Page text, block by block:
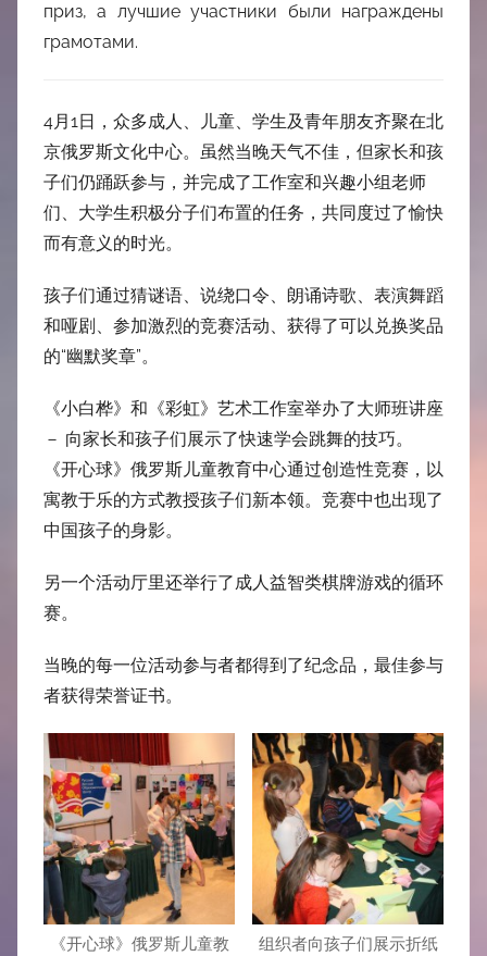
приз, а лучшие участники были награждены
грамотами.
4月1日，众多成人、儿童、学生及青年朋友齐聚在北
京俄罗斯文化中心。虽然当晚天气不佳，但家长和孩
子们仍踊跃参与，并完成了工作室和兴趣小组老师
们、大学生积极分子们布置的任务，共同度过了愉快
而有意义的时光。
孩子们通过猜谜语、说绕口令、朗诵诗歌、表演舞蹈
和哑剧、参加激烈的竞赛活动、获得了可以兑换奖品
的“幽默奖章”。
《小白桦》和《彩虹》艺术工作室举办了大师班讲座
－ 向家长和孩子们展示了快速学会跳舞的技巧。
《开心球》俄罗斯儿童教育中心通过创造性竞赛，以
寓教于乐的方式教授孩子们新本领。竞赛中也出现了
中国孩子的身影。
另一个活动厅里还举行了成人益智类棋牌游戏的循环
赛。
当晚的每一位活动参与者都得到了纪念品，最佳参与
者获得荣誉证书。
《开心球》俄罗斯儿童教
组织者向孩子们展示折纸